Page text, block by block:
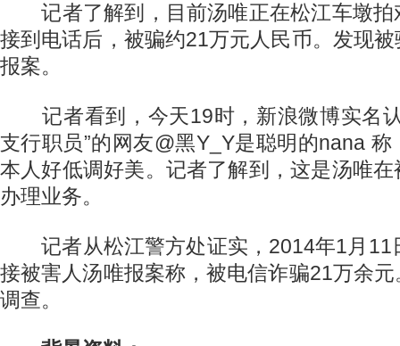
记者了解到，目前汤唯正在松江车墩拍
接到电话后，被骗约21万元人民币。发现
报案。
记者看到，今天19时，新浪微博实名认
支行职员”的网友@黑Y_Y是聪明的nana
本人好低调好美。记者了解到，这是汤唯
办理业务。
记者从松江警方处证实，2014年1月11
接被害人汤唯报案称，被电信诈骗21万余
调查。